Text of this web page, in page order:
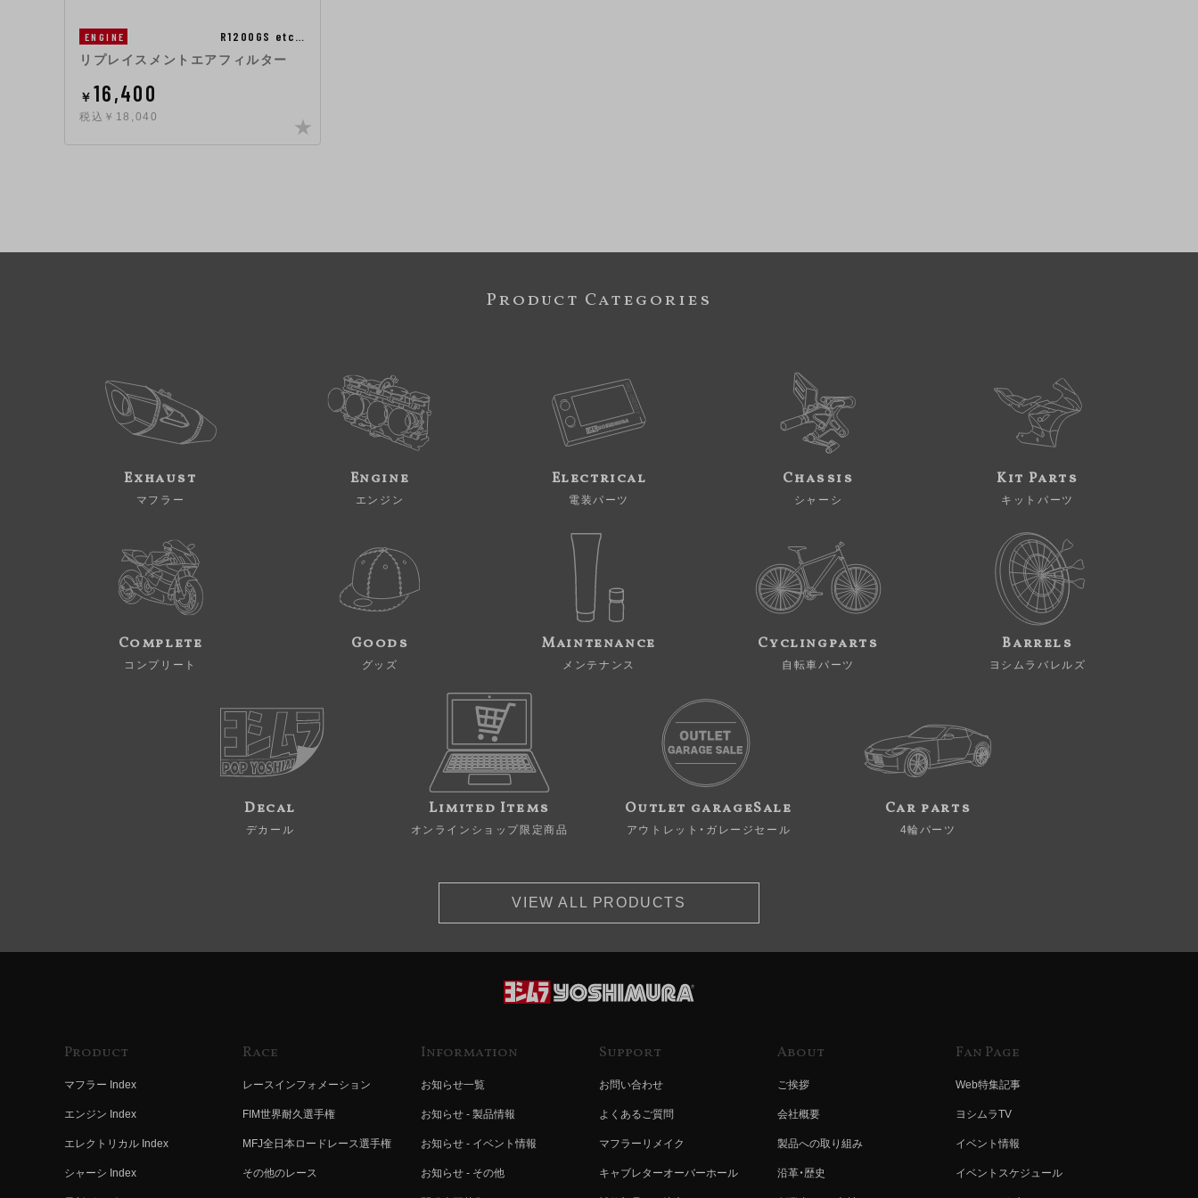
ENGINE R1200GS etc…
リプレイスメントエアフィルター
￥ 16,400
税込￥18,040
Product Categories
Exhaust
マフラー
Engine
エンジン
Electrical
電装パーツ
Chassis
シャーシ
Kit Parts
キットパーツ
Complete
コンプリート
Goods
グッズ
Maintenance
メンテナンス
Cyclingparts
自転車パーツ
Barrels
ヨシムラバレルズ
Decal
デカール
Limited Items
オンラインショップ限定商品
Outlet garageSale
アウトレット・ガレージセール
Car parts
4輪パーツ
VIEW ALL PRODUCTS
Product
マフラー Index
エンジン Index
エレクトリカル Index
シャーシ Index
Race
レースインフォメーション
FIM世界耐久選手権
MFJ全日本ロードレース選手権
その他のレース
Information
お知らせ一覧
お知らせ - 製品情報
お知らせ - イベント情報
お知らせ - その他
Support
お問い合わせ
よくあるご質問
マフラーリメイク
キャブレターオーバーホール
About
ご挨拶
会社概要
製品への取り組み
沿革・歴史
Fan Page
Web特集記事
ヨシムラTV
イベント情報
イベントスケジュール